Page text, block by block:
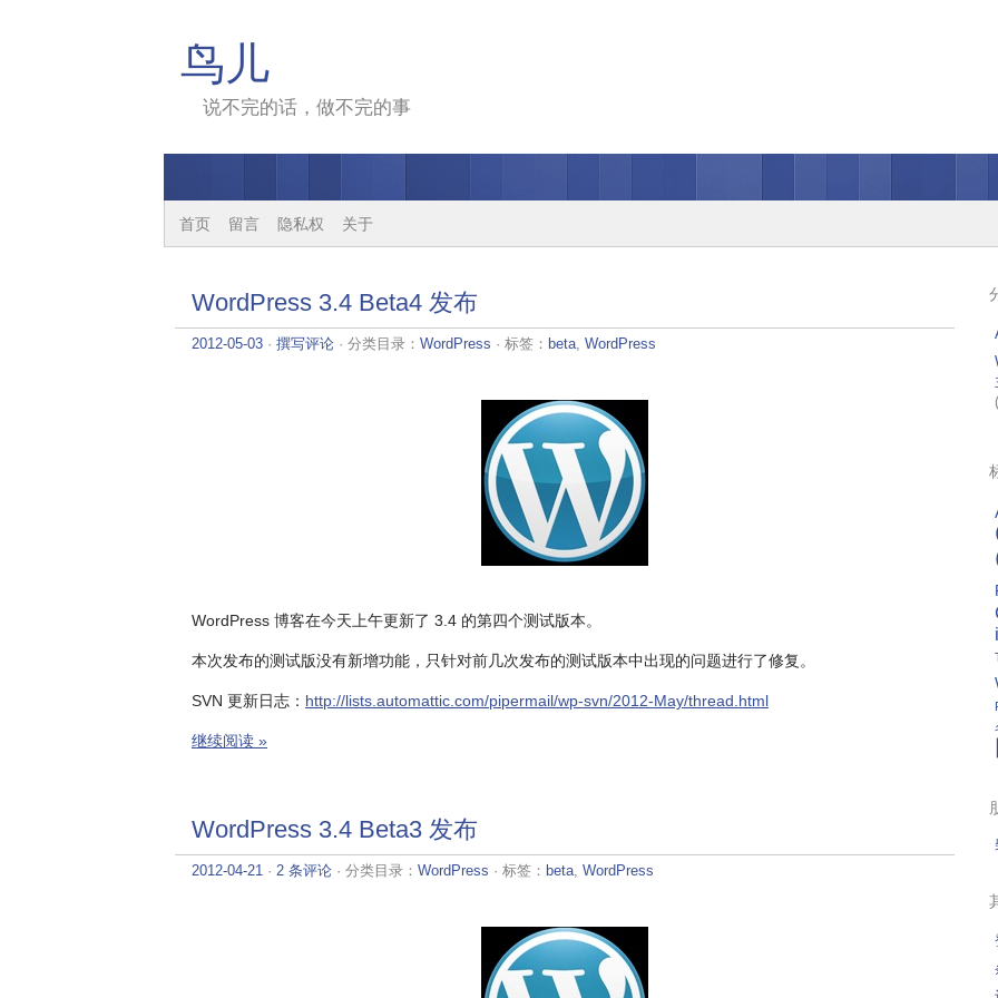
鸟儿
说不完的话，做不完的事
首页 留言 隐私权 关于
WordPress 3.4 Beta4 发布
2012-05-03 · 撰写评论 · 分类目录： WordPress · 标签： beta, WordPress
WordPress 博客在今天上午更新了 3.4 的第四个测试版本。
本次发布的测试版没有新增功能，只针对前几次发布的测试版本中出现的问题进行了修复。
SVN 更新日志： http://lists.automattic.com/pipermail/wp-svn/2012-May/thread.html
继续阅读 »
WordPress 3.4 Beta3 发布
2012-04-21 · 2 条评论 · 分类目录： WordPress · 标签： beta, WordPress